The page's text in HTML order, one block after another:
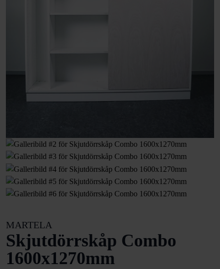
MARTELA
Skjutdörrskåp Combo
1600x1270mm